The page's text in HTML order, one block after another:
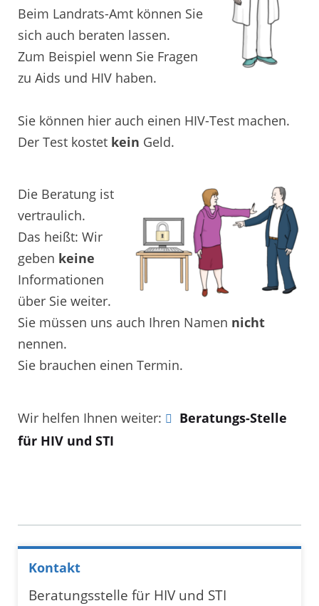
Beim Landrats-Amt können Sie
sich auch beraten lassen.
Zum Beispiel wenn Sie Fragen
zu Aids und HIV haben.
Sie können hier auch einen HIV-Test machen.
Der Test kostet kein Geld.
Die Beratung ist
vertraulich.
Das heißt: Wir
geben keine
Informationen
über Sie weiter.
Sie müssen uns auch Ihren Namen nicht
nennen.
Sie brauchen einen Termin.
Wir helfen Ihnen weiter:
Beratungs-Stelle
für HIV und STI
Kontakt
Beratungsstelle für HIV und STI